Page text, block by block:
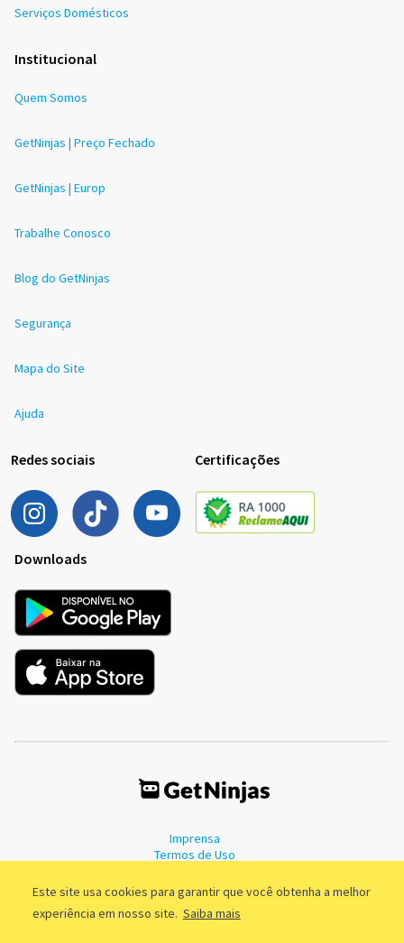
Este site usa cookies para garantir que você obtenha a melhor
experiência em nosso site. Saiba mais
Serviços Domésticos
Institucional
Quem Somos
GetNinjas | Preço Fechado
GetNinjas | Europ
Trabalhe Conosco
Blog do GetNinjas
Segurança
Mapa do Site
Ajuda
Redes sociais Certificações
Downloads
Imprensa
Termos de Uso